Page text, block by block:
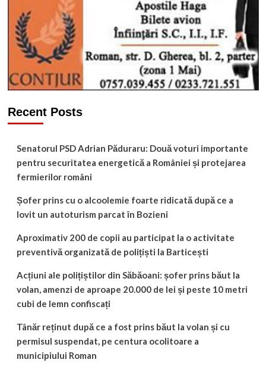
Recent Posts
Senatorul PSD Adrian Păduraru: Două voturi importante
pentru securitatea energetică a României și protejarea
fermierilor români
Șofer prins cu o alcoolemie foarte ridicată după ce a
lovit un autoturism parcat în Bozieni
Aproximativ 200 de copii au participat la o activitate
preventivă organizată de polițiști la Barticești
Acțiuni ale polițiștilor din Săbăoani: șofer prins băut la
volan, amenzi de aproape 20.000 de lei și peste 10 metri
cubi de lemn confiscați
Tânăr reținut după ce a fost prins băut la volan și cu
permisul suspendat, pe centura ocolitoare a
municipiului Roman